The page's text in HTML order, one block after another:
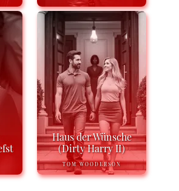
Haus der Wünsche
(Dirty Harry II)
TOM WOODERSON